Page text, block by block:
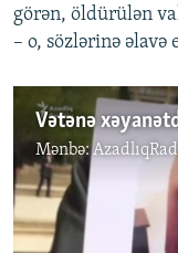
görən, öldürülən
– o, sözlərinə əlavə
Mənbə:
No